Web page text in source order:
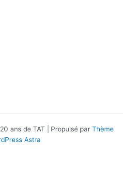
ans de TAT | Propulsé par Thème
Astra